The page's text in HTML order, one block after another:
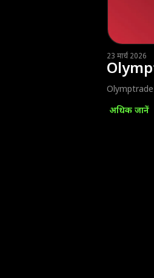
23 मार्च 2026
Olymptrade
अधिक जानें